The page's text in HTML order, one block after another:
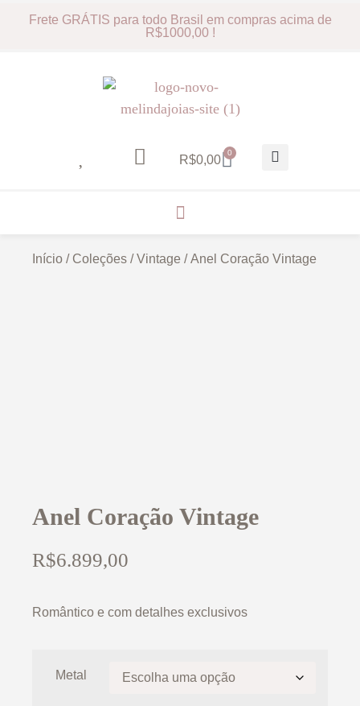
Frete GRÁTIS para todo Brasil em compras acima de
R$1000,00 !
R$0,00 0
Início / Coleções /Vintage / Anel Coração Vintage
Anel Coração Vintage
R$6.899,00
Romântico e com detalhes exclusivos
Metal